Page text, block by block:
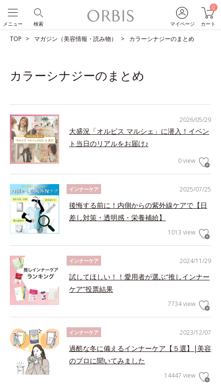
マイページ
0
カート
検索
メニュー
TOP マガジン（美容情報・読み物） カラーシナジーのまとめ
カラーシナジーのまとめ
2026/05/29
大盛況「オルビス マルシェ」に潜入！イベン
ト当日のリアルをお届け♪
0 view
2025/07/25
インナーケア
後悔する前に！内側からの紫外線ケアで【日
差し対策・透明感・栄養補給】
1013 view
2024/11/29
インナーケア
試してほしい！！愛用者が選ぶ“推しインナー
ケア”投票結果
7734 view
2023/12/07
インナーケア
過酷な冬に備えるインナーケア【５選】|美容
のプロに聞いてみました
14447 view